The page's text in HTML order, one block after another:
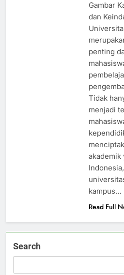
Gambar
dan
penting
Tidak
menjadi
akademik
kampus…
Read Full
Search